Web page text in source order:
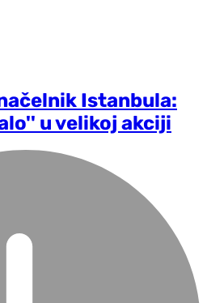
Istanbula:
u velikoj akciji